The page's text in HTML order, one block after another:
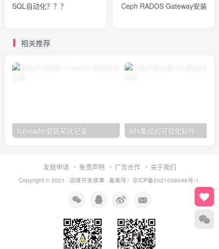
SQL自动化？？？
Ceph RADOS Gateway安装
相关推荐
kubeadm安装采坑记录 k8s集成的可视化软件
友链申请 免责声明 广告合作 关于我们
Copyright © 2021 · 运维开发故事 · 备案号：京ICP备2021036046号-1.